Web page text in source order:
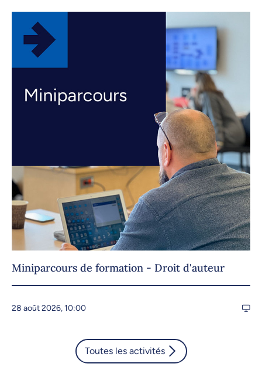
Miniparcours de formation - Droit d'auteur
28 août 2026, 10:00
Toutes les activités